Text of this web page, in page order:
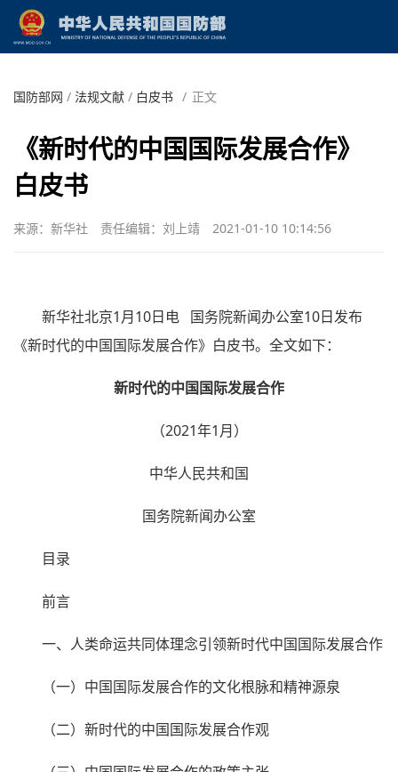
国防部网 / 法规文献 / 白皮书 / 正文
《新时代的中国国际发展合作》
白皮书
来源：新华社 责任编辑：刘上靖 2021-01-10 10:14:56
新华社北京1月10日电 国务院新闻办公室10日发布
《新时代的中国国际发展合作》白皮书。全文如下：
新时代的中国国际发展合作
（2021年1月）
中华人民共和国
国务院新闻办公室
目录
前言
一、人类命运共同体理念引领新时代中国国际发展合作
（一）中国国际发展合作的文化根脉和精神源泉
（二）新时代的中国国际发展合作观